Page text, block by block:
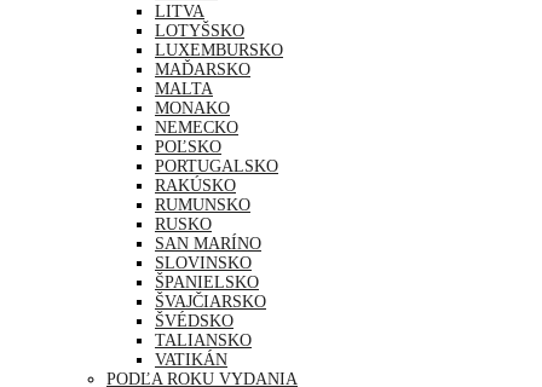
LITVA
LOTYŠSKO
LUXEMBURSKO
MAĎARSKO
MALTA
MONAKO
NEMECKO
POĽSKO
PORTUGALSKO
RAKÚSKO
RUMUNSKO
RUSKO
SAN MARÍNO
SLOVINSKO
ŠPANIELSKO
ŠVAJČIARSKO
ŠVÉDSKO
TALIANSKO
VATIKÁN
PODĽA ROKU VYDANIA